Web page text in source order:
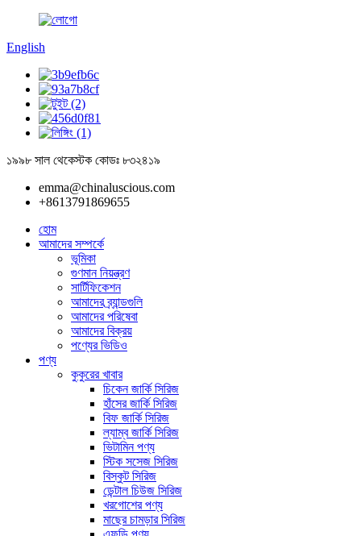
English
১৯৯৮ সাল থেকেস্টক কোডঃ ৮৩২৪১৯
emma@chinaluscious.com
+8613791869655
হোম
আমাদের সম্পর্কে
ভূমিকা
গুণমান নিয়ন্ত্রণ
সার্টিফিকেশন
আমাদের ব্র্যান্ডগুলি
আমাদের পরিষেবা
আমাদের বিক্রয়
পণ্যের ভিডিও
পণ্য
কুকুরের খাবার
চিকেন জার্কি সিরিজ
হাঁসের জার্কি সিরিজ
বিফ জার্কি সিরিজ
ল্যাম্ব জার্কি সিরিজ
ভিটামিন পণ্য
স্টিক সসেজ সিরিজ
বিস্কুট সিরিজ
ডেন্টাল চিউজ সিরিজ
খরগোশের পণ্য
মাছের চামড়ার সিরিজ